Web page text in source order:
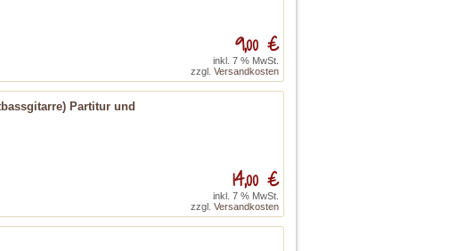
9,00 €
inkl. 7 % MwSt.
zzgl. Versandkosten
Partitur und
14,00 €
inkl. 7 % MwSt.
zzgl. Versandkosten